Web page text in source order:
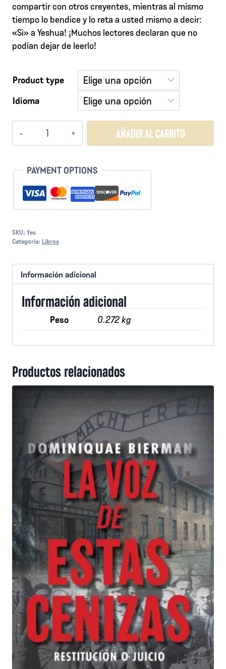
compartir con otros creyentes, mientras al mismo
tiempo lo bendice y lo reta a usted mismo a decir:
«Si» a Yeshua! ¡Muchos lectores declaran que no
podían dejar de leerlo!
Product type
Idioma
AÑADIR AL CARRITO
PAYMENT OPTIONS
SKU: Yes
Categoría: Libros
Información adicional
Información adicional
Peso 0.272 kg
Productos relacionados